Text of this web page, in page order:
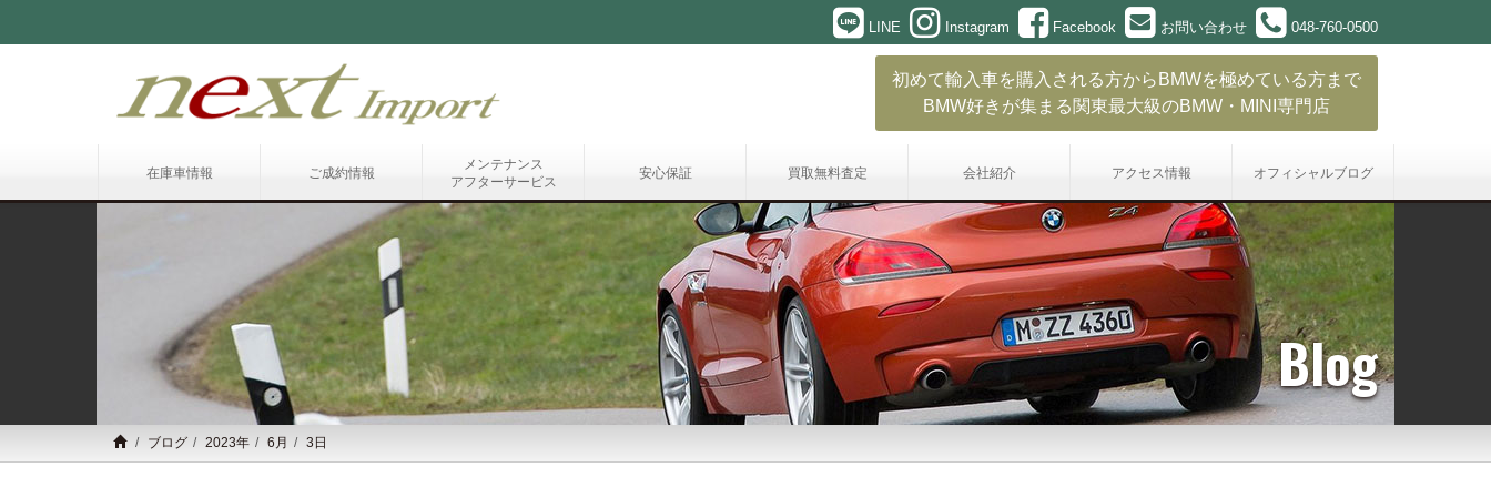
LINE Instagram Facebook お問い合わせ 048-760-0500
初めて輸入車を購入される方からBMWを極めている方まで
BMW好きが集まる関東最大級のBMW・MINI専門店
在庫車情報 ご成約情報
メンテナンス
アフターサービス
安心保証 買取無料査定 会社紹介 アクセス情報 オフィシャルブログ
Blog
ブログ 2023年 6月 3日